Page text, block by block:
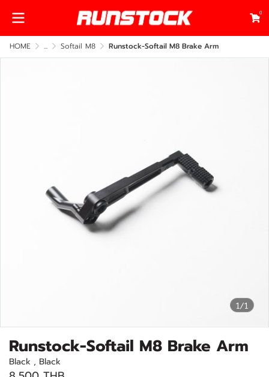
0
HOME ... Softail M8 Runstock-Softail M8 Brake Arm
1/1
Runstock-Softail M8 Brake Arm
Black , Black